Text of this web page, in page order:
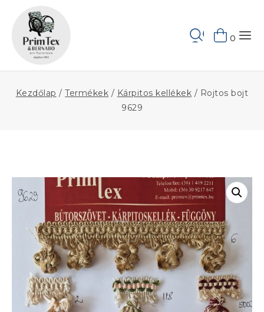
content
0
Kezdőlap / Termékek / Kárpitos kellékek / Rojtos bojt
9629